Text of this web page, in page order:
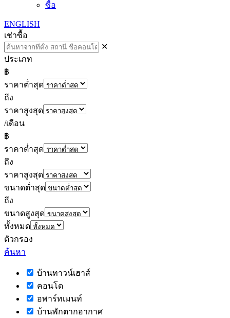
ซื้อ
ENGLISH
เช่าซื้อ
✕
ประเภท
฿
ราคาต่ำสุด
ถึง
ราคาสูงสุด
/เดือน
฿
ราคาต่ำสุด
ถึง
ราคาสูงสุด
ขนาดต่ำสุด
ถึง
ขนาดสูงสุด
ทั้งหมด
ตัวกรอง
ค้นหา
บ้านทาวน์เฮาส์
คอนโด
อพาร์ทเมนท์
บ้านพักตากอากาศ